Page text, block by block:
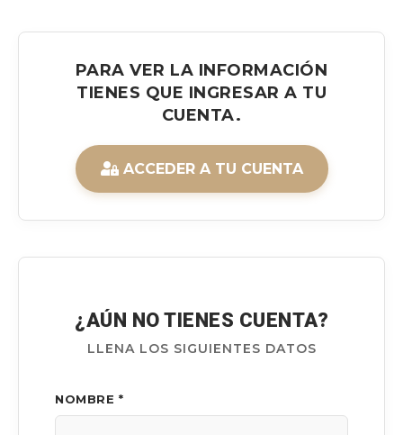
PARA VER LA INFORMACIÓN
TIENES QUE INGRESAR A TU
CUENTA.
ACCEDER A TU CUENTA
¿AÚN NO TIENES CUENTA?
LLENA LOS SIGUIENTES DATOS
NOMBRE *